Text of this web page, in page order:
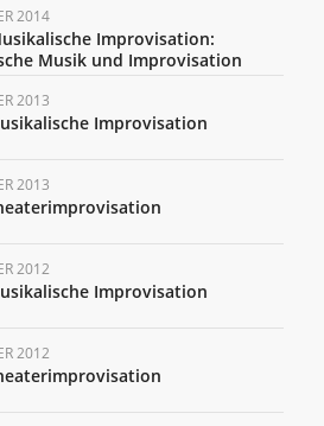
2014
Improvisation:
Musik und Improvisation
2013
Improvisation
2013
2012
Improvisation
2012